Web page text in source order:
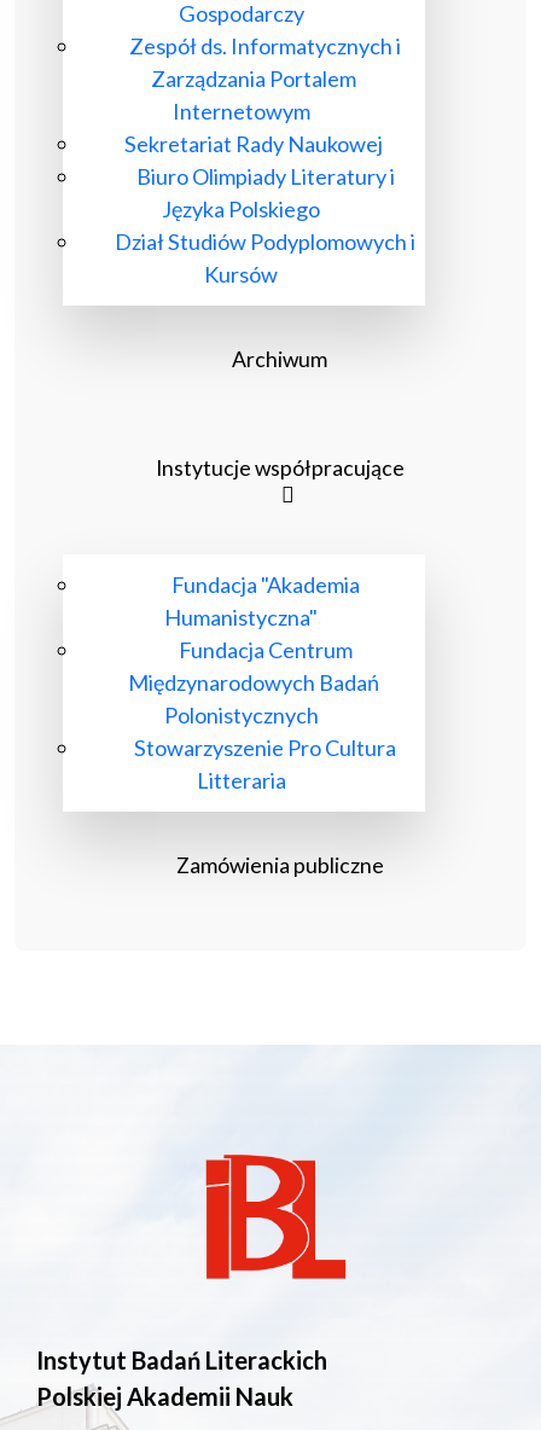
Gospodarczy
Zespół ds. Informatycznych i
Zarządzania Portalem
Internetowym
Sekretariat Rady Naukowej
Biuro Olimpiady Literatury i
Języka Polskiego
Dział Studiów Podyplomowych i
Kursów
Archiwum
Instytucje współpracujące
Fundacja "Akademia
Humanistyczna"
Fundacja Centrum
Międzynarodowych Badań
Polonistycznych
Stowarzyszenie Pro Cultura
Litteraria
Zamówienia publiczne
Instytut Badań Literackich
Polskiej Akademii Nauk